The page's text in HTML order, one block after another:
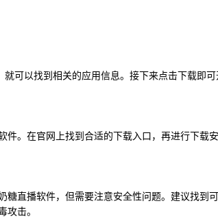
: 可以找到相关的应用信息。接下来点击下载即可
。在官网上找到合适的下载入口，再进行下载安
糖直播软件，但需要注意安全性问题。建议找到
击。